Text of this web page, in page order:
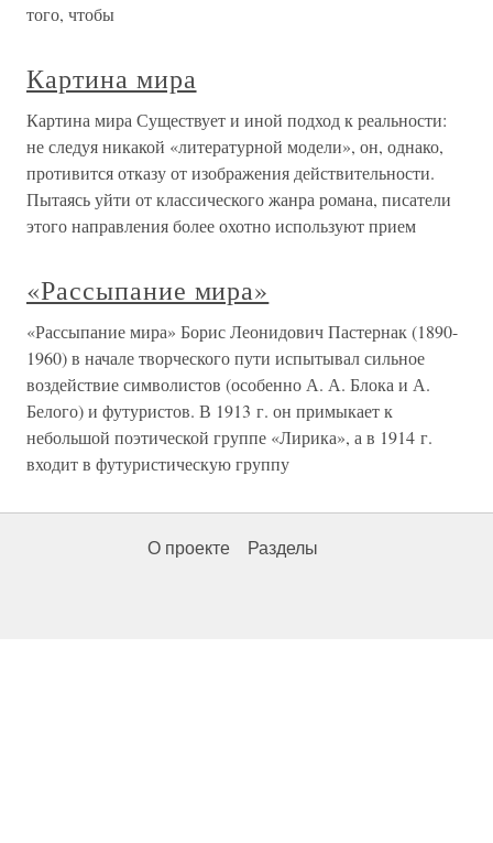
того, чтобы
Картина мира
Картина мира Существует и иной подход к реальности:
не следуя никакой «литературной модели», он, однако,
противится отказу от изображения действительности.
Пытаясь уйти от классического жанра романа, писатели
этого направления более охотно используют прием
«Рассыпание мира»
«Рассыпание мира» Борис Леонидович Пастернак (1890-
1960) в начале творческого пути испытывал сильное
воздействие символистов (особенно А. А. Блока и А.
Белого) и футуристов. В 1913 г. он примыкает к
небольшой поэтической группе «Лирика», а в 1914 г.
входит в футуристическую группу
О проекте Разделы